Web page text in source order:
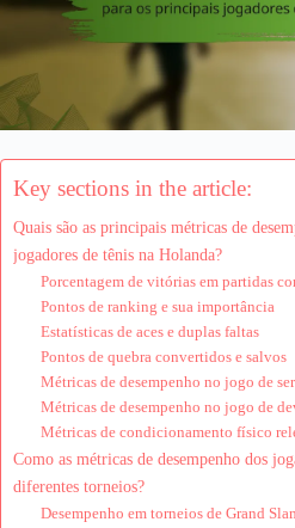
Key sections in the article:
Quais são as principais métricas de
jogadores de tênis na Holanda?
Porcentagem de vitórias em partidas
Pontos de ranking e sua importância
Estatísticas de aces e duplas faltas
Pontos de quebra convertidos e salvos
Métricas de desempenho no jogo de
Métricas de desempenho no jogo de
Métricas de condicionamento físico
Como as métricas de desempenho dos
diferentes torneios?
Desempenho em torneios de Grand